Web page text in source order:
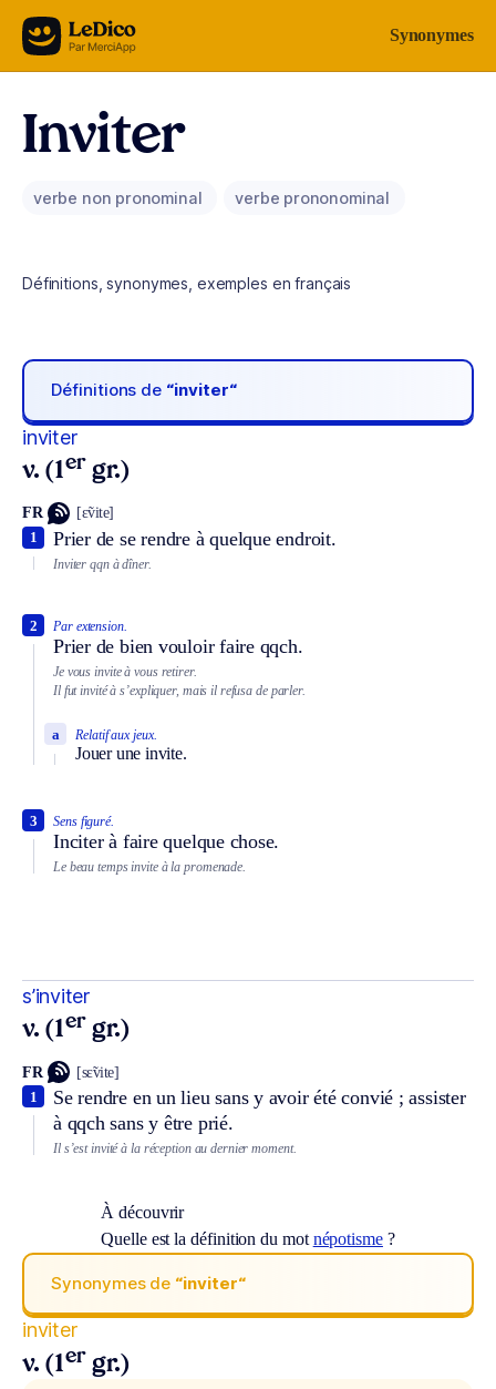
Aller au contenu Synonymes
Inviter
verbe non pronominal verbe prononominal
Définitions, synonymes, exemples en français
Définitions de “inviter“
inviter
v. (1er gr.)
FR [ɛ̃vite]
Prier de se rendre à quelque endroit.
1
Inviter qqn à dîner.
Par extension.
Prier de bien vouloir faire qqch.
2
Je vous invite à vous retirer.
Il fut invité à s’expliquer, mais il refusa de parler.
Relatif aux jeux.
Jouer une invite.
a
Sens figuré.
Inciter à faire quelque chose.
3
Le beau temps invite à la promenade.
s’inviter
v. (1er gr.)
FR [sɛ̃vite]
Se rendre en un lieu sans y avoir été convié ; assister
à qqch sans y être prié.
1
Il s’est invité à la réception au dernier moment.
À découvrir
Quelle est la définition du mot népotisme?
Synonymes de “inviter“
inviter
v. (1er gr.)